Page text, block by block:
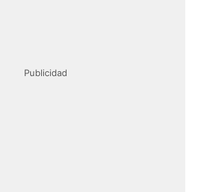
Publicidad